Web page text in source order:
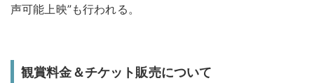
声可能上映”も行われる。
観賞料金＆チケット販売について